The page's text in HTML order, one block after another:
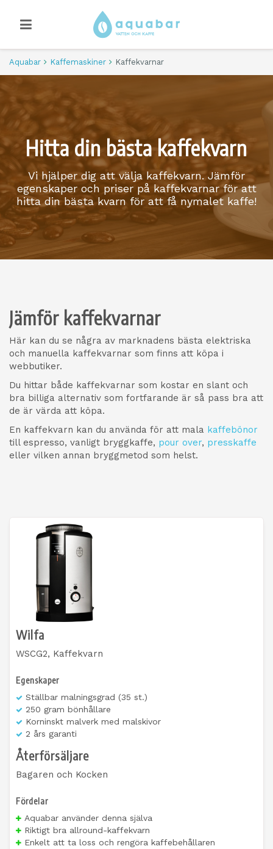
Aquabar Kaffemaskiner Kaffekvarnar
Hitta din bästa kaffekvarn
Vi hjälper dig att välja kaffekvarn. Jämför
egenskaper och priser på kaffekvarnar för att
hitta din bästa kvarn för att få nymalet kaffe!
Jämför kaffekvarnar
Här kan du se några av marknadens bästa elektriska
och manuella kaffekvarnar som finns att köpa i
webbutiker.
Du hittar både kaffekvarnar som kostar en slant och
bra billiga alternativ som fortfarande är så pass bra att
de är värda att köpa.
En kaffekvarn kan du använda för att mala kaffebönor
till espresso, vanligt bryggkaffe, pour over, presskaffe
eller vilken annan bryggmetod som helst.
Wilfa
WSCG2, Kaffekvarn
Egenskaper
Ställbar malningsgrad (35 st.)
250 gram bönhållare
Korninskt malverk med malskivor
2 års garanti
Återförsäljare
Bagaren och Kocken
Fördelar
Aquabar använder denna själva
Riktigt bra allround-kaffekvarn
Enkelt att ta loss och rengöra kaffebehållaren